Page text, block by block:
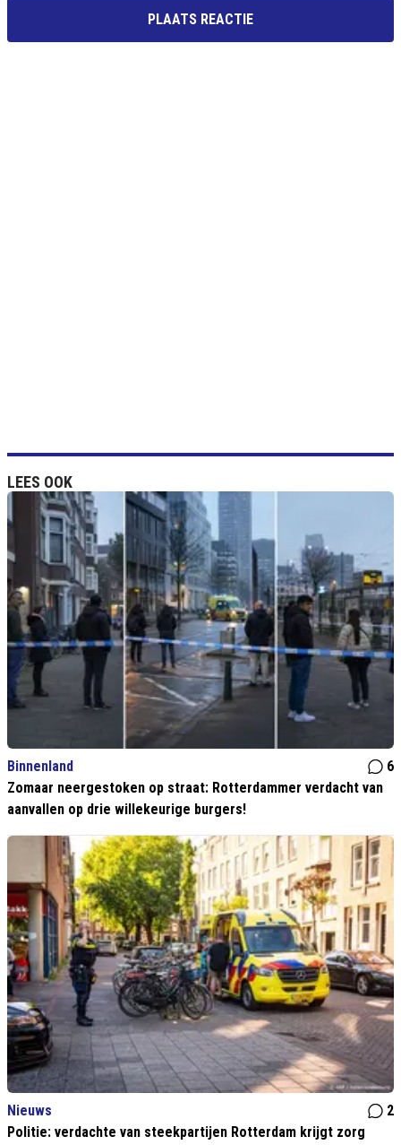
PLAATS REACTIE
LEES OOK
Binnenland
6
Zomaar neergestoken op straat: Rotterdammer verdacht van
aanvallen op drie willekeurige burgers!
Nieuws
2
Politie: verdachte van steekpartijen Rotterdam krijgt zorg